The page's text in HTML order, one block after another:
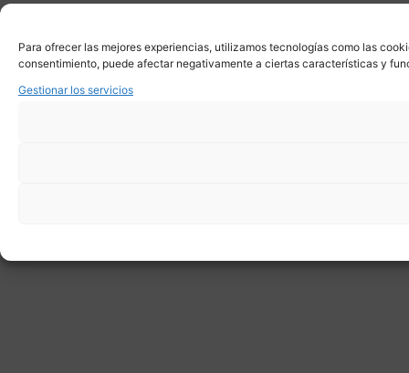
Para ofrecer las mejores experiencias, utilizamos tecnologías como las
consentimiento, puede afectar negativamente a ciertas características y
Gestionar los servicios